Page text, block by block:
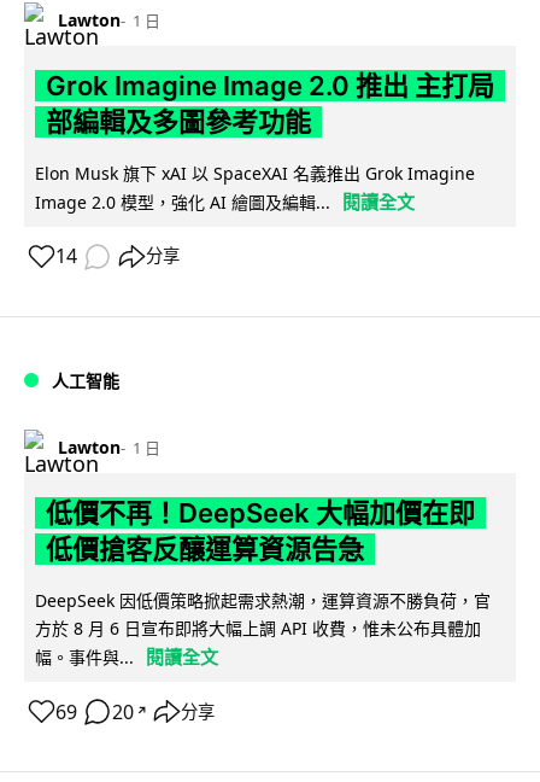
Lawton 1 日
Grok Imagine Image 2.0 推出 主打局
部編輯及多圖參考功能
Elon Musk 旗下 xAI 以 SpaceXAI 名義推出 Grok Imagine
Image 2.0 模型，強化 AI 繪圖及編輯...
閱讀全文
14 分享
人工智能
Lawton 1 日
低價不再！DeepSeek 大幅加價在即
低價搶客反釀運算資源告急
DeepSeek 因低價策略掀起需求熱潮，運算資源不勝負荷，官
方於 8 月 6 日宣布即將大幅上調 API 收費，惟未公布具體加
幅。事件與...
閱讀全文
69 20 ↗ 分享